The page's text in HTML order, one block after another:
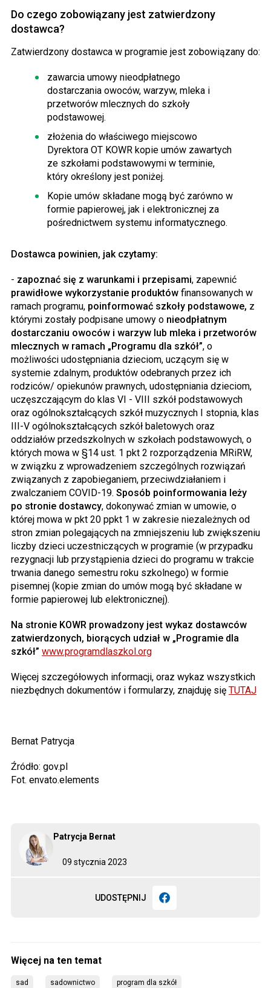
09 stycznia 2023
Patrycja Bernat
UDOSTĘPNIJ
Do czego zobowiązany jest zatwierdzony
dostawca?
Zatwierdzony dostawca w programie jest zobowiązany do:
zawarcia umowy nieodpłatnego
dostarczania owoców, warzyw, mleka i
przetworów mlecznych do szkoły
podstawowej.
złożenia do właściwego miejscowo
Dyrektora OT KOWR kopie umów zawartych
ze szkołami podstawowymi w terminie,
który określony jest poniżej.
Kopie umów składane mogą być zarówno w
formie papierowej, jak i elektronicznej za
pośrednictwem systemu informatycznego.
Dostawca powinien, jak czytamy:
- zapoznać się z warunkami i przepisami, zapewnić
prawidłowe wykorzystanie produktów finansowanych w
ramach programu, poinformować szkoły podstawowe, z
którymi zostały podpisane umowy o nieodpłatnym
dostarczaniu owoców i warzyw lub mleka i przetworów
mlecznych w ramach „Programu dla szkół”, o
możliwości udostępniania dzieciom, uczącym się w
systemie zdalnym, produktów odebranych przez ich
rodziców/ opiekunów prawnych, udostępniania dzieciom,
uczęszczającym do klas VI - VIII szkół podstawowych
oraz ogólnokształcących szkół muzycznych I stopnia, klas
III-V ogólnokształcących szkół baletowych oraz
oddziałów przedszkolnych w szkołach podstawowych, o
których mowa w §14 ust. 1 pkt 2 rozporządzenia MRiRW,
w związku z wprowadzeniem szczególnych rozwiązań
związanych z zapobieganiem, przeciwdziałaniem i
zwalczaniem COVID-19. Sposób poinformowania leży
po stronie dostawcy, dokonywać zmian w umowie, o
której mowa w pkt 20 ppkt 1 w zakresie niezależnych od
stron zmian polegających na zmniejszeniu lub zwiększeniu
liczby dzieci uczestniczących w programie (w przypadku
rezygnacji lub przystąpienia dzieci do programu w trakcie
trwania danego semestru roku szkolnego) w formie
pisemnej (kopie zmian do umów mogą być składane w
formie papierowej lub elektronicznej).
Na stronie KOWR prowadzony jest wykaz dostawców
zatwierdzonych, biorących udział w „Programie dla
szkół” www.programdlaszkol.org
Więcej szczegółowych informacji, oraz wykaz wszystkich
niezbędnych dokumentów i formularzy, znajduję się TUTAJ
Bernat Patrycja
Źródło: gov.pl
Fot. envato.elements
sad sadownictwo program dla szkół